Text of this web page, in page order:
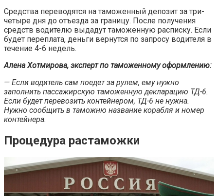
Средства переводятся на таможенный депозит за три-
четыре дня до отъезда за границу. После получения
средств водителю выдадут таможенную расписку. Если
будет переплата, деньги вернутся по запросу водителя в
течение 4-6 недель.
Алена Хотмирова, эксперт по таможенному оформлению:
— Если водитель сам поедет за рулем, ему нужно
заполнить пассажирскую таможенную декларацию ТД-6.
Если будет перевозить контейнером, ТД-6 не нужна.
Нужно сообщить в таможню название корабля и номер
контейнера.
Процедура растаможки